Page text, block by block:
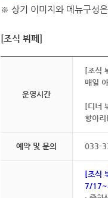
※ 상기 이미지와 메뉴구성
[조식 뷔페]
운영시간
[조식
매일
[디너
항아
예약 및 문의 033-
[조식
7/